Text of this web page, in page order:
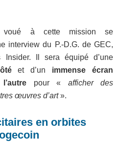
voué à cette mission se
interview du P.-D.G. de GEC,
Il sera équipé d’une
et d’un immense écran
pour « afficher des
œuvres d’art».
en orbites